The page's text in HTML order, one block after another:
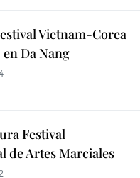
Vietnam-Corea
Da Nang
Festival
de Artes Marciales